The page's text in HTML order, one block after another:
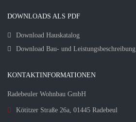
DOWNLOADS ALS PDF
Download Hauskatalog
Download Bau- und Leistungsbeschreibung
KONTAKTINFORMATIONEN
Radebeuler Wohnbau GmbH
Kötitzer Straße 26a, 01445 Radebeul